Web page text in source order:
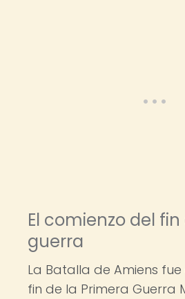
El comienzo del
guerra
La Batalla de Amiens
fin de la Primera Guerra